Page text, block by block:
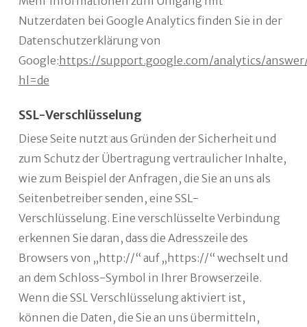
Nutzerdaten bei Google Analytics finden Sie in der
Datenschutzerklärung von
Google: https://support.google.com/analytics/
hl=de
SSL-Verschlüsselung
Diese Seite nutzt aus Gründen der Sicherheit und
zum Schutz der Übertragung vertraulicher Inhalte,
wie zum Beispiel der Anfragen, die Sie an uns als
Seitenbetreiber senden, eine SSL-
Verschlüsselung. Eine verschlüsselte Verbindung
erkennen Sie daran, dass die Adresszeile des
Browsers von „http://“ auf „https://“ wechselt und
an dem Schloss-Symbol in Ihrer Browserzeile.
Wenn die SSL Verschlüsselung aktiviert ist,
können die Daten, die Sie an uns übermitteln,